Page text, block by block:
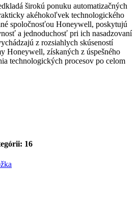
širokú ponuku automatizačných
akéhokoľvek technologického
spoločnosťou Honeywell, poskytujú
a jednoduchosť pri ich nasadzovaní
z rozsiahlych skúseností
Honeywell, získaných z úspešného
technologických procesov po celom
16